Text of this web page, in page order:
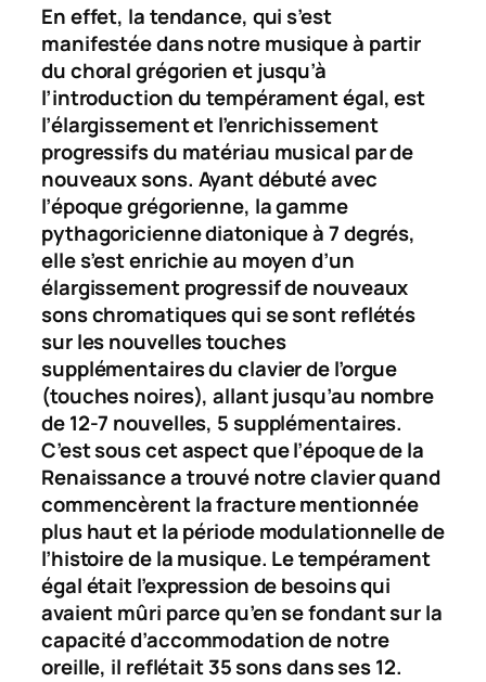
En effet, la tendance, qui s’est
manifestée dans notre musique à partir
du choral grégorien et jusqu’à
l’introduction du tempérament égal, est
l’élargissement et l’enrichissement
progressifs du matériau musical par de
nouveaux sons. Ayant débuté avec
l’époque grégorienne, la gamme
pythagoricienne diatonique à 7 degrés,
elle s’est enrichie au moyen d’un
élargissement progressif de nouveaux
sons chromatiques qui se sont reflétés
sur les nouvelles touches
supplémentaires du clavier de l’orgue
(touches noires), allant jusqu’au nombre
de 12-7 nouvelles, 5 supplémentaires.
C’est sous cet aspect que l’époque de la
Renaissance a trouvé notre clavier quand
commencèrent la fracture mentionnée
plus haut et la période modulationnelle de
l’histoire de la musique. Le tempérament
égal était l’expression de besoins qui
avaient mûri parce qu’en se fondant sur la
capacité d’accommodation de notre
oreille, il reflétait 35 sons dans ses 12.